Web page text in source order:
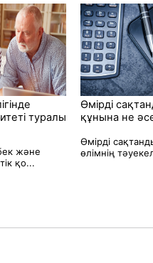
туралы
және
қо...
Өмірді
құнына не
Өмірді
өлімнің